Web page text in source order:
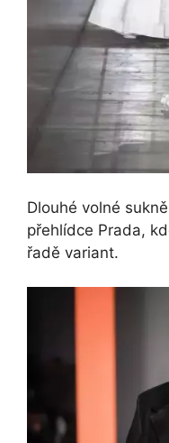
Dlouhé volné
přehlídce Prada,
řadě variant.